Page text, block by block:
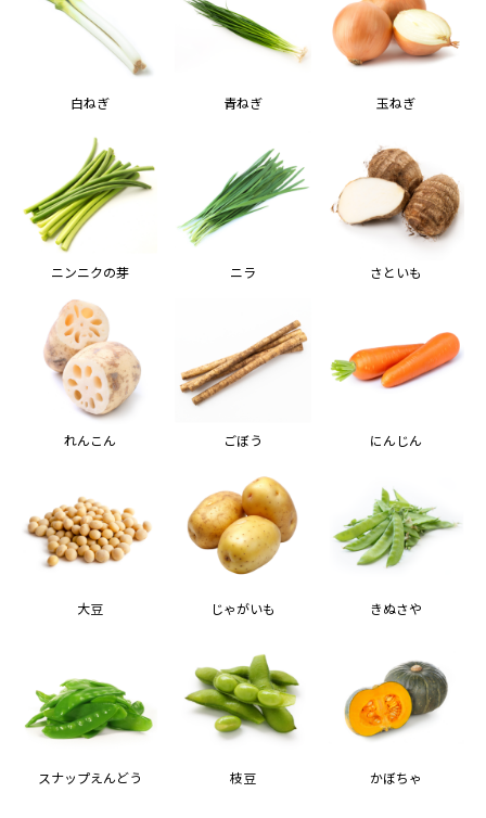
白ねぎ 青ねぎ 玉ねぎ
ニンニクの芽 ニラ さといも
れんこん ごぼう にんじん
大豆 じゃがいも きぬさや
スナップえんどう 枝豆 かぼちゃ